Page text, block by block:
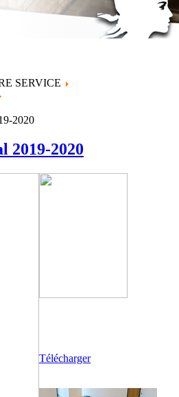
SERVICE
2020
2019-2020
Télécharger